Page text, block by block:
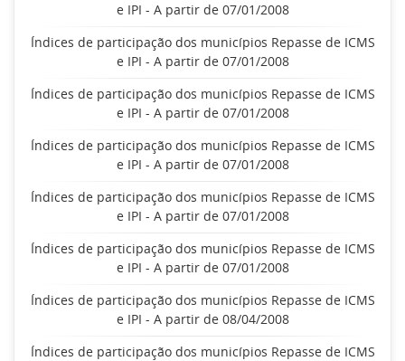
e IPI - A partir de 07/01/2008
Índices de participação dos municípios Repasse de ICMS
e IPI - A partir de 07/01/2008
Índices de participação dos municípios Repasse de ICMS
e IPI - A partir de 07/01/2008
Índices de participação dos municípios Repasse de ICMS
e IPI - A partir de 07/01/2008
Índices de participação dos municípios Repasse de ICMS
e IPI - A partir de 07/01/2008
Índices de participação dos municípios Repasse de ICMS
e IPI - A partir de 07/01/2008
Índices de participação dos municípios Repasse de ICMS
e IPI - A partir de 08/04/2008
Índices de participação dos municípios Repasse de ICMS